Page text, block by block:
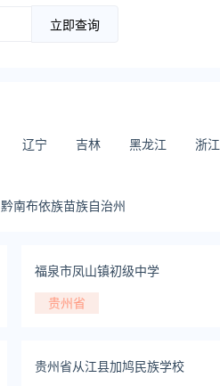
立即查询
辽宁 吉林 黑龙江 浙江
黔南布依族苗族自治州
福泉市凤山镇初级中学
贵州省
贵州省从江县加鸠民族学校